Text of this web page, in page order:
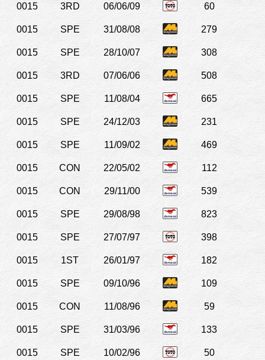
0015 3RD 06/06/09 60
0015 SPE 31/08/08 279
0015 SPE 28/10/07 308
0015 3RD 07/06/06 508
0015 SPE 11/08/04 665
0015 SPE 24/12/03 231
0015 SPE 11/09/02 469
0015 CON 22/05/02 112
0015 CON 29/11/00 539
0015 SPE 29/08/98 823
0015 SPE 27/07/97 398
0015 1ST 26/01/97 182
0015 SPE 09/10/96 109
0015 CON 11/08/96 59
0015 SPE 31/03/96 133
0015 SPE 10/02/96 50